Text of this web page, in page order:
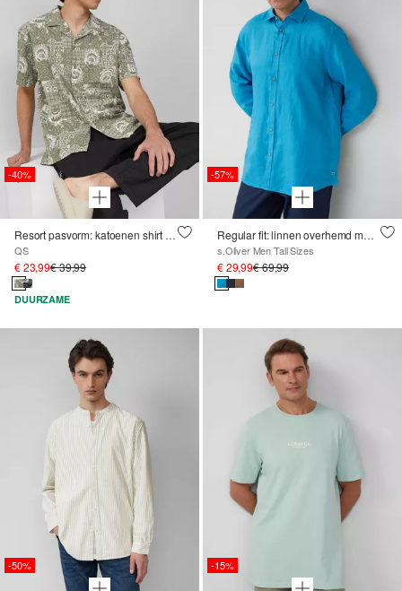
-40%
Resort pasvorm: katoenen shirt met all-over print
QS
€ 23,99€ 39,99
DUURZAME
-57%
Regular fit: linnen overhemd met lange mouwen
s.Oliver Men Tall Sizes
€ 29,99€ 69,99
-50% -15%